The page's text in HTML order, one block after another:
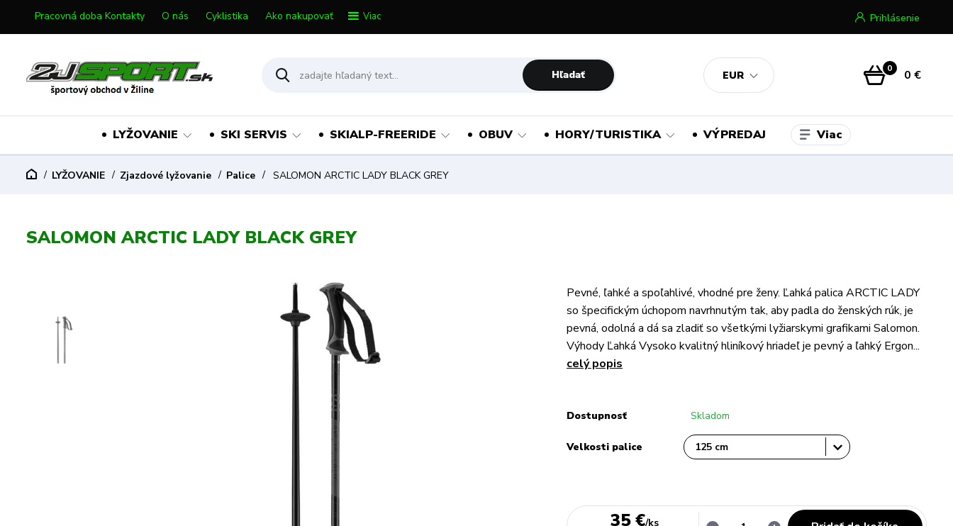
Pracovná doba Kontakty O nás Cyklistika Ako nakupovať Viac
EUR
Prihlásenie
Hľadať 0 0 €
LYŽOVANIE SKI SERVIS SKIALP-FREERIDE OBUV HORY/TURISTIKA VÝPREDAJ Viac
LYŽOVANIE Zjazdové lyžovanie Palice SALOMON ARCTIC LADY BLACK GREY
SALOMON ARCTIC LADY BLACK GREY
Pevné, ľahké a spoľahlivé, vhodné pre ženy. Ľahká palica ARCTIC LADY
so špecifickým úchopom navrhnutým tak, aby padla do ženských rúk, je
pevná, odolná a dá sa zladiť so všetkými lyžiarskymi grafikami Salomon.
Výhody Ľahká Vysoko kvalitný hliníkový hriadeľ je pevný a ľahký Ergon...
celý popis
Dostupnosť Skladom
Velkosti palice
35 €/ks